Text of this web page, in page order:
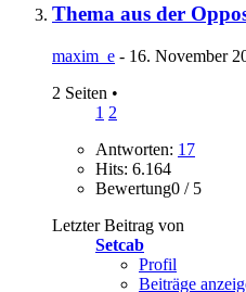
Thema aus der
maxim_e - 16. November
2 Seiten •
1 2
Antworten: 17
Hits: 6.164
Bewertung0 / 5
Letzter Beitrag von
Setcab
Profil
Beiträge